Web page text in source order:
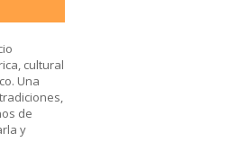
cultural
Una
de
y